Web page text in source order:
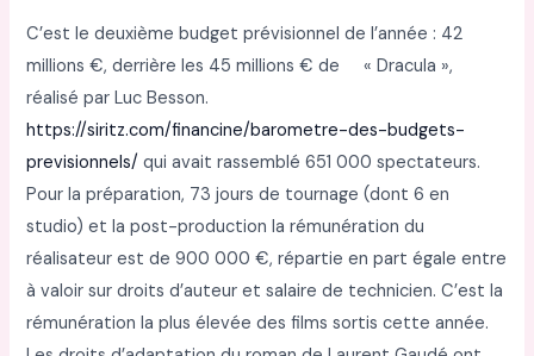
C’est le deuxième budget prévisionnel de l’année : 42
millions €, derrière les 45 millions € de « Dracula »,
réalisé par Luc Besson.
https://siritz.com/financine/barometre-des-budgets-
previsionnels/ qui avait rassemblé 651 000 spectateurs.
Pour la préparation, 73 jours de tournage (dont 6 en
studio) et la post-production la rémunération du
réalisateur est de 900 000 €, répartie en part égale entre
à valoir sur droits d’auteur et salaire de technicien. C’est la
rémunération la plus élevée des films sortis cette année.